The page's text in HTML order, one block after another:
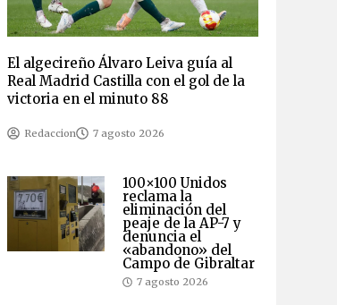
El algecireño Álvaro Leiva guía al
Real Madrid Castilla con el gol de la
victoria en el minuto 88
Redaccion 7 agosto 2026
100×100 Unidos
reclama la
eliminación del
peaje de la AP-7 y
denuncia el
«abandono» del
Campo de Gibraltar
7 agosto 2026